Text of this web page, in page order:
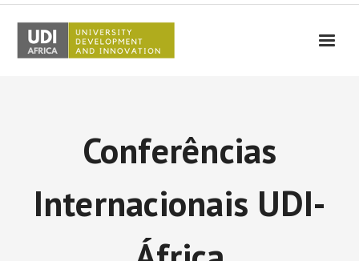
Results
Conferências
Internacionais UDI-